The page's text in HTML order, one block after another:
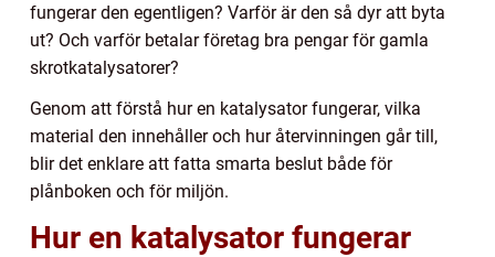
fungerar den egentligen? Varför är den så dyr att byta
ut? Och varför betalar företag bra pengar för gamla
skrotkatalysatorer?
Genom att förstå hur en katalysator fungerar, vilka
material den innehåller och hur återvinningen går till,
blir det enklare att fatta smarta beslut både för
plånboken och för miljön.
Hur en katalysator fungerar